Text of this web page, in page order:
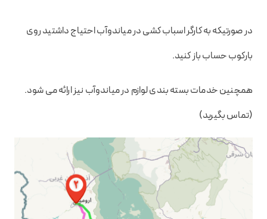
در صورتیکه به کارگر اسباب کشی در میاندوآب احتیاج داشتید روی
بارکوب حساب باز کنید.
همچنین خدمات بسته بندی لوازم در میاندوآب نیز ارائه می شود.
(تماس بگیرید)